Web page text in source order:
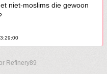
niet-moslims die gewoon
Refinery89